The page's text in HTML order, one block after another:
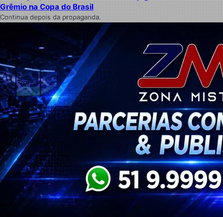
Grêmio na Copa do Brasil
Continua depois da propaganda.